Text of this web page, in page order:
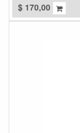
$ 170,00